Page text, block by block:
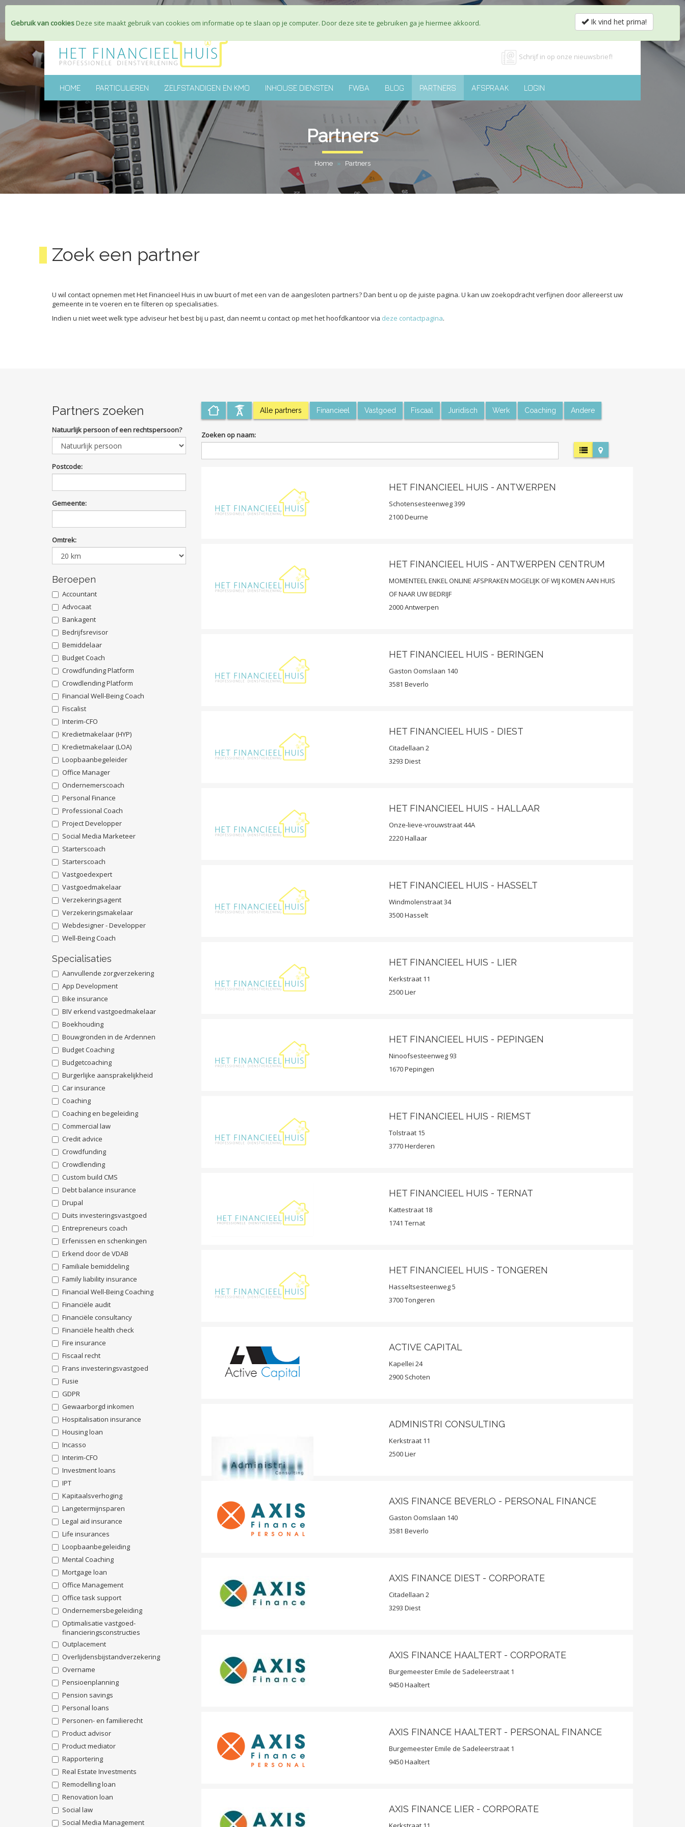
nl fr
Schrijf in op onze nieuwsbrief!
HOME PARTICULIEREN ZELFSTANDIGEN EN KMO INHOUSE DIENSTEN FWBA BLOG PARTNERS AFSPRAAK LOGIN
Partners
Home » Partners
Zoek een partner
U wil contact opnemen met Het Financieel Huis in uw buurt of met een van de aangesloten partners? Dan bent u op de juiste pagina. U kan uw zoekopdracht verfijnen door allereerst uw
gemeente in te voeren en te filteren op specialisaties.
Indien u niet weet welk type adviseur het best bij u past, dan neemt u contact op met het hoofdkantoor via deze contactpagina.
Partners zoeken
Natuurlijk persoon of een rechtspersoon?
Postcode:
Gemeente:
Omtrek:
Beroepen
Accountant
Advocaat
Bankagent
Bedrijfsrevisor
Bemiddelaar
Budget Coach
Crowdfunding Platform
Crowdlending Platform
Financial Well-Being Coach
Fiscalist
Interim-CFO
Kredietmakelaar (HYP)
Kredietmakelaar (LOA)
Loopbaanbegeleider
Office Manager
Ondernemerscoach
Personal Finance
Professional Coach
Project Developper
Social Media Marketeer
Starterscoach
Starterscoach
Vastgoedexpert
Vastgoedmakelaar
Verzekeringsagent
Verzekeringsmakelaar
Webdesigner - Developper
Well-Being Coach
Specialisaties
Aanvullende zorgverzekering
App Development
Bike insurance
BIV erkend vastgoedmakelaar
Boekhouding
Bouwgronden in de Ardennen
Budget Coaching
Budgetcoaching
Burgerlijke aansprakelijkheid
Car insurance
Coaching
Coaching en begeleiding
Commercial law
Credit advice
Crowdfunding
Crowdlending
Custom build CMS
Debt balance insurance
Drupal
Duits investeringsvastgoed
Entrepreneurs coach
Erfenissen en schenkingen
Erkend door de VDAB
Familiale bemiddeling
Family liability insurance
Financial Well-Being Coaching
Financiële audit
Financiële consultancy
Financiële health check
Fire insurance
Fiscaal recht
Frans investeringsvastgoed
Fusie
GDPR
Gewaarborgd inkomen
Hospitalisation insurance
Housing loan
Incasso
Interim-CFO
Investment loans
IPT
Kapitaalsverhoging
Langetermijnsparen
Legal aid insurance
Life insurances
Loopbaanbegeleiding
Mental Coaching
Mortgage loan
Office Management
Office task support
Ondernemersbegeleiding
Optimalisatie vastgoed-
financieringsconstructies
Outplacement
Overlijdensbijstandverzekering
Overname
Pensioenplanning
Pension savings
Personal loans
Personen- en familierecht
Product advisor
Product mediator
Rapportering
Real Estate Investments
Remodelling loan
Renovation loan
Social law
Social Media Management
Alle partners Financieel Vastgoed Fiscaal Juridisch Werk Coaching Andere
Zoeken op naam:
HET FINANCIEEL HUIS - ANTWERPEN
Schotensesteenweg 399
2100 Deurne
HET FINANCIEEL HUIS - ANTWERPEN CENTRUM
MOMENTEEL ENKEL ONLINE AFSPRAKEN MOGELIJK OF WIJ KOMEN AAN HUIS
OF NAAR UW BEDRIJF
2000 Antwerpen
HET FINANCIEEL HUIS - BERINGEN
Gaston Oomslaan 140
3581 Beverlo
HET FINANCIEEL HUIS - DIEST
Citadellaan 2
3293 Diest
HET FINANCIEEL HUIS - HALLAAR
Onze-lieve-vrouwstraat 44A
2220 Hallaar
HET FINANCIEEL HUIS - HASSELT
Windmolenstraat 34
3500 Hasselt
HET FINANCIEEL HUIS - LIER
Kerkstraat 11
2500 Lier
HET FINANCIEEL HUIS - PEPINGEN
Ninoofsesteenweg 93
1670 Pepingen
HET FINANCIEEL HUIS - RIEMST
Tolstraat 15
3770 Herderen
HET FINANCIEEL HUIS - TERNAT
Kattestraat 18
1741 Ternat
HET FINANCIEEL HUIS - TONGEREN
Hasseltsesteenweg 5
3700 Tongeren
ACTIVE CAPITAL
Kapellei 24
2900 Schoten
ADMINISTRI CONSULTING
Kerkstraat 11
2500 Lier
AXIS FINANCE BEVERLO - PERSONAL FINANCE
Gaston Oomslaan 140
3581 Beverlo
AXIS FINANCE DIEST - CORPORATE
Citadellaan 2
3293 Diest
AXIS FINANCE HAALTERT - CORPORATE
Burgemeester Emile de Sadeleerstraat 1
9450 Haaltert
AXIS FINANCE HAALTERT - PERSONAL FINANCE
Burgemeester Emile de Sadeleerstraat 1
9450 Haaltert
AXIS FINANCE LIER - CORPORATE
Gebruik van cookiesDeze site maakt gebruik van cookies om informatie op te slaan op je computer. Door deze site te gebruiken ga je hiermee akkoord. Ik vind het prima!